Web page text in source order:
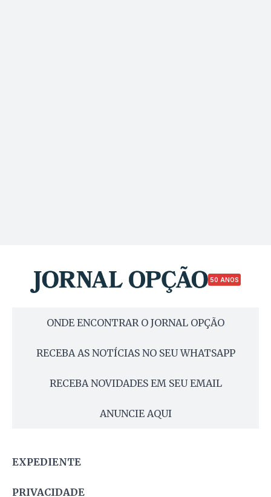
50 ANOS
ONDE ENCONTRAR O JORNAL OPÇÃO
RECEBA AS NOTÍCIAS NO SEU WHATSAPP
RECEBA NOVIDADES EM SEU EMAIL
ANUNCIE AQUI
EXPEDIENTE
PRIVACIDADE